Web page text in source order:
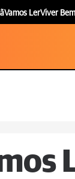
Vamos LerViver Bem